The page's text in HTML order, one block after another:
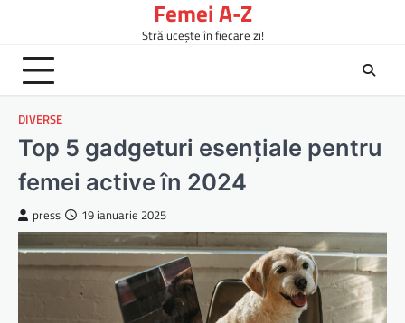
content
Femei A-Z
Strălucește în fiecare zi!
DIVERSE
Top 5 gadgeturi esențiale pentru
femei active în 2024
press 19 ianuarie 2025